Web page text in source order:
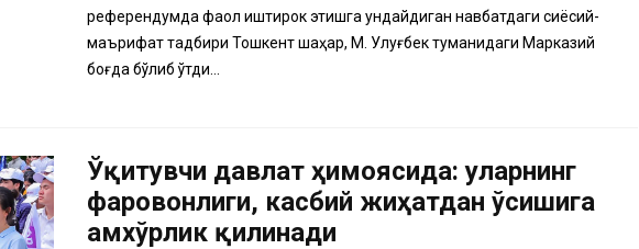
референдумда фаол иштирок этишга ундайдиган навбатдаги сиёсий-
маърифат тадбири Тошкент шаҳар, М. Улуғбек туманидаги Марказий
боғда бўлиб ўтди...
Ўқитувчи давлат ҳимоясида: уларнинг
фаровонлиги, касбий жиҳатдан ўсишига
ғамхўрлик қилинади